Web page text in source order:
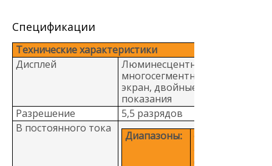
Спецификации
Технические характеристики
Дисплей
Люминесцентный
многосегментный
экран, двойные
показания
Разрешение
5,5 разрядов
В постоянного тока
Диапазоны:
от
200 мВ
до